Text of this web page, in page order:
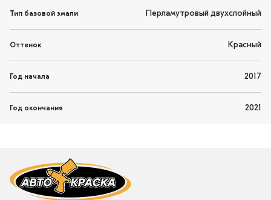
Тип базовой эмали Перламутровый двухслойный
Оттенок Красный
Год начала 2017
Год окончания 2021